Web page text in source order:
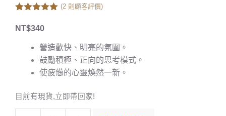
5
(2 則顧客評價)
NT$340
營造歡快、明亮的氛圍。
鼓勵積極、正向的思考模式。
使疲憊的心靈煥然一新。
目前有現貨,立即帶回家!